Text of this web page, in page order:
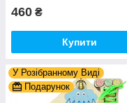
460 ₴
Купити
У Розібранному Виді
Подарунок